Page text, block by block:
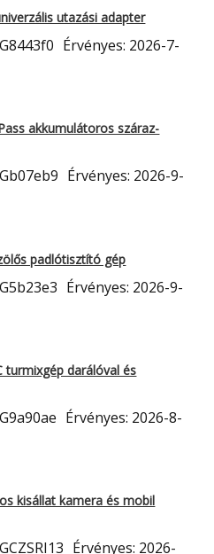
utazási adapter
Érvényes: 2026-7-
akkumulátoros száraz-
Érvényes: 2026-9-
padlótisztító gép
Érvényes: 2026-9-
turmixgép darálóval és
Érvényes: 2026-8-
kisállat kamera és mobil
Érvényes: 2026-